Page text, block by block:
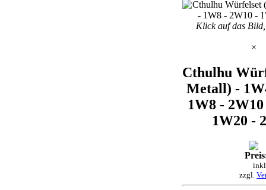
Klick auf das
×
Cthulhu
Metall) -
1W8 -
1W20 -
zzgl.